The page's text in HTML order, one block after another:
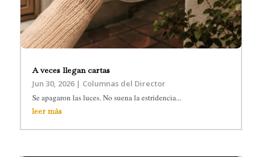
A veces llegan cartas
Jun 30, 2026| Columnas del Director
Se apagaron las luces. No suena la estridencia...
leer más